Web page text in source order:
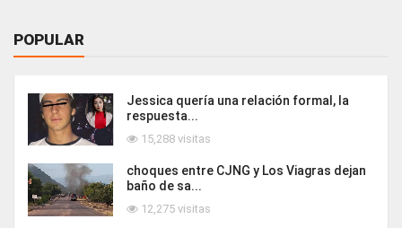
POPULAR
Jessica quería una relación formal, la
respuesta...
15,288 visitas
choques entre CJNG y Los Viagras dejan
baño de sa...
12,275 visitas